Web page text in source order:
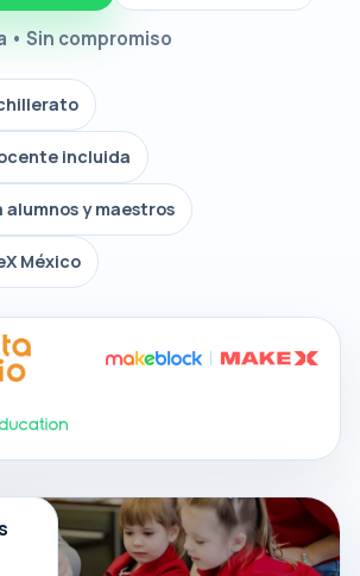
• Sin compromiso
incluida
y maestros
México